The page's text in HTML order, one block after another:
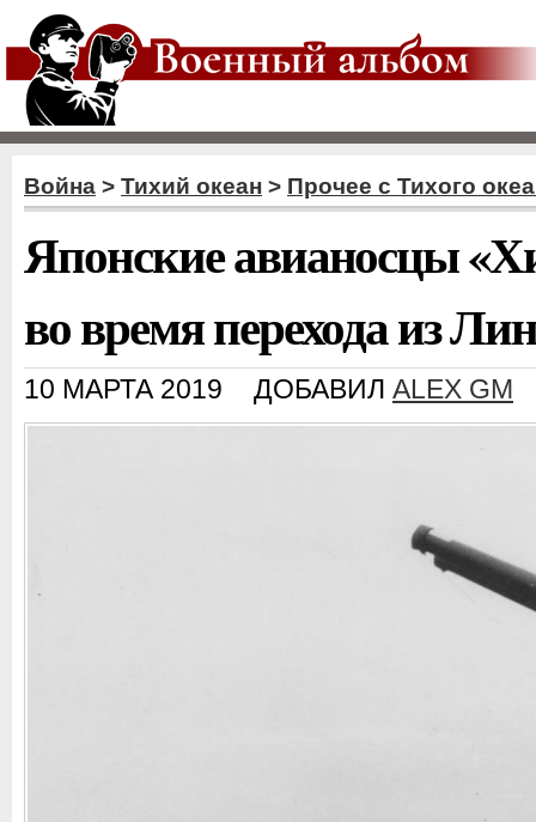
Война > Тихий океан > Прочее с Тихого
Японские авианосцы
во время перехода из
10 МАРТА 2019 ДОБАВИЛ ALEX GM